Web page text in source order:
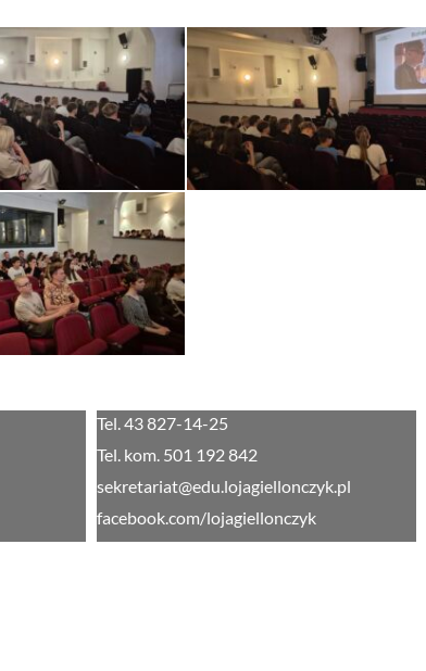
Tel. 43 827-14-25
Tel. kom. 501 192 842
sekretariat@edu.lojagiellonczyk.pl
facebook.com/lojagiellonczyk